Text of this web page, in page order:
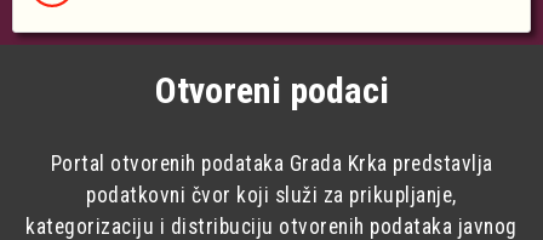
Otvoreni podaci
Portal otvorenih podataka Grada Krka predstavlja
podatkovni čvor koji služi za prikupljanje,
kategorizaciju i distribuciju otvorenih podataka javnog